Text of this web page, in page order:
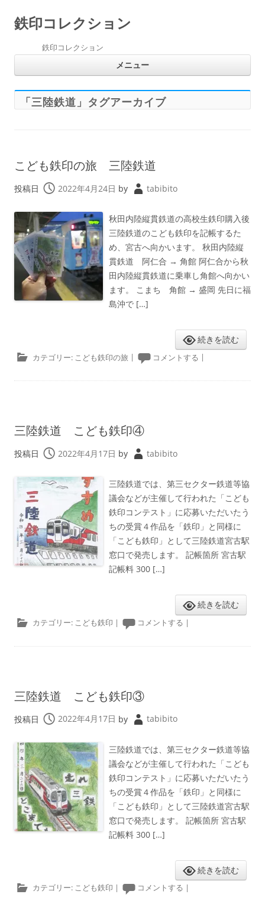
鉄印コレクション
鉄印コレクション
メニュー
「三陸鉄道 」タグアーカイブ
こども鉄印の旅 三陸鉄道
投稿日 2022年4月24日 by tabibito
秋田内陸縦貫鉄道の高校生鉄印購入後
三陸鉄道のこども鉄印を記帳するた
め、宮古へ向かいます。 秋田内陸縦
貫鉄道 阿仁合 → 角館 阿仁合から秋
田内陸縦貫鉄道に乗車し角館へ向かい
ます。 こまち 角館 → 盛岡 先日に福
島沖で […]
続きを読む
カテゴリー: こども鉄印の旅 | コメントする |
三陸鉄道 こども鉄印④
投稿日 2022年4月17日 by tabibito
三陸鉄道では、第三セクター鉄道等協
議会などが主催して行われた「こども
鉄印コンテスト」に応募いただいたう
ちの受賞４作品を「鉄印」と同様に
「こども鉄印」として三陸鉄道宮古駅
窓口で発売します。 記帳箇所 宮古駅
記帳料 300 […]
続きを読む
カテゴリー: こども鉄印 | コメントする |
三陸鉄道 こども鉄印③
投稿日 2022年4月17日 by tabibito
三陸鉄道では、第三セクター鉄道等協
議会などが主催して行われた「こども
鉄印コンテスト」に応募いただいたう
ちの受賞４作品を「鉄印」と同様に
「こども鉄印」として三陸鉄道宮古駅
窓口で発売します。 記帳箇所 宮古駅
記帳料 300 […]
続きを読む
カテゴリー: こども鉄印 | コメントする |